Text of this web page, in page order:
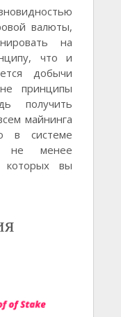
валюты,
на
что и
добычи
принципы
получить
майнинга
в системе
не менее
которых вы